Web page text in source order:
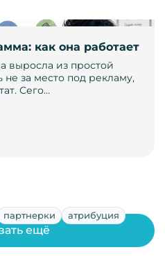
как она работает
выросла из простой
не за место под рекламу,
Сего…
партнерки атрибуция
ещё